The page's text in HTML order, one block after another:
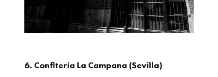
6. Confitería La Campana (Sevilla)